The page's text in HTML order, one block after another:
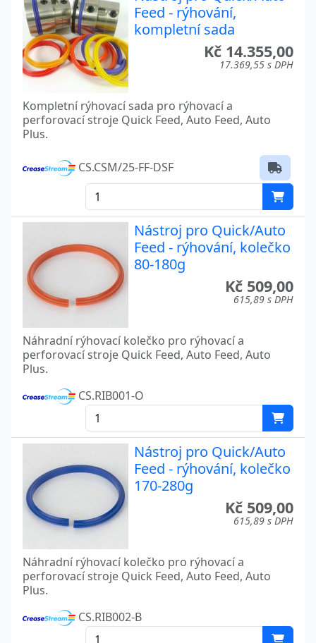
Feed - rýhování,
kompletní sada
Kč 14.355,00
17.369,55 s DPH
Kompletní rýhovací sada pro rýhovací a
perforovací stroje Quick Feed, Auto Feed, Auto
Plus.
CS.CSM/25-FF-DSF
Nástroj pro Quick/Auto
Feed - rýhování, kolečko
80-180g
Kč 509,00
615,89 s DPH
Náhradní rýhovací kolečko pro rýhovací a
perforovací stroje Quick Feed, Auto Feed, Auto
Plus.
CS.RIB001-O
Nástroj pro Quick/Auto
Feed - rýhování, kolečko
170-280g
Kč 509,00
615,89 s DPH
Náhradní rýhovací kolečko pro rýhovací a
perforovací stroje Quick Feed, Auto Feed, Auto
Plus.
CS.RIB002-B